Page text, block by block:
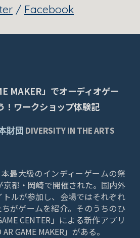
/ Facebook
MAKER」でオーディオゲー
！ワークショップ体験記
財団 DIVERSITY IN THE ARTS
最大級のインディーゲームの祭
都・岡崎で開催された。国内外
ルが参加し、会場ではそれぞれ
がゲームを紹介。そのうちのひ
CENTER」による新作アプリ
GAME MAKER」がある。